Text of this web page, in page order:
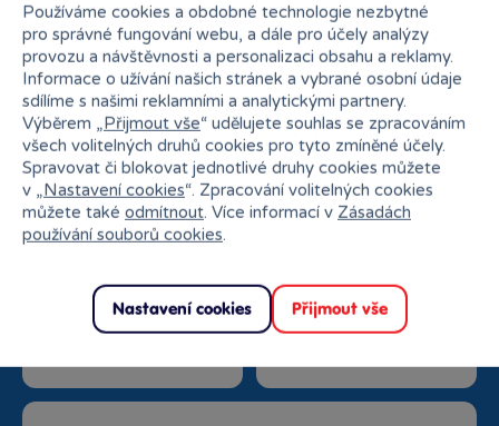
Nejširší sortiment na
trhu
27 kamenných prodejen
Doprava zdarma od
1500 Kč
Rezervace na prodejně
zdarma
Používáme cookies a obdobné technologie nezbytné
pro správné fungování webu, a dále pro účely analýzy
provozu a návštěvnosti a personalizaci obsahu a reklamy.
Informace o užívání našich stránek a vybrané osobní údaje
sdílíme s našimi reklamními a analytickými partnery.
Výběrem „Přijmout vše“ udělujete souhlas se zpracováním
všech volitelných druhů cookies pro tyto zmíněné účely.
Spravovat či blokovat jednotlivé druhy cookies můžete
v „Nastavení cookies“. Zpracování volitelných cookies
můžete také odmítnout. Více informací v Zásadách
používání souborů cookies.
Nastavení cookies Přijmout vše